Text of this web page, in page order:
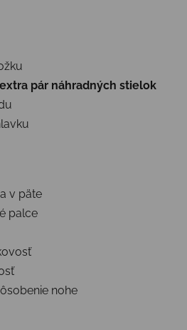
extra pár náhradných stielok
v päte
palce
nohe